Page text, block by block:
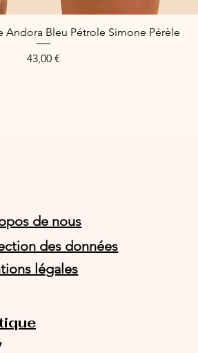
Quick View
Andora Bleu Pétrole Simone Pérèle
Price
43,00 €
de nous
des données
légales